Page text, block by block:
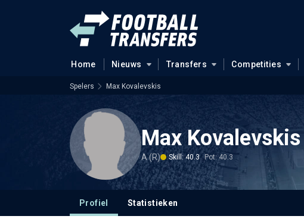
Home Nieuws Transfers Competities
Spelers Max Kovalevskis
Max Kovalevskis
A (R) Skill: 40.3 Pot: 40.3
Profiel Statistieken